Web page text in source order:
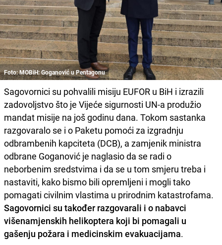
Foto: MOBiH: Goganović u Pentagonu
Sagovornici su pohvalili misiju EUFOR u BiH i izrazili
zadovoljstvo što je Vijeće sigurnosti UN-a produžio
mandat misije na još godinu dana. Tokom sastanka
razgovaralo se i o Paketu pomoći za izgradnju
odbrambenih kapciteta (DCB), a zamjenik ministra
odbrane Goganović je naglasio da se radi o
neborbenim sredstvima i da se u tom smjeru treba i
nastaviti, kako bismo bili opremljeni i mogli tako
pomagati civilnim vlastima u prirodnim katastrofama.
Sagovornici su također razgovarali i o nabavci
višenamjenskih helikoptera koji bi pomagali u
gašenju požara i medicinskim evakuacijama.